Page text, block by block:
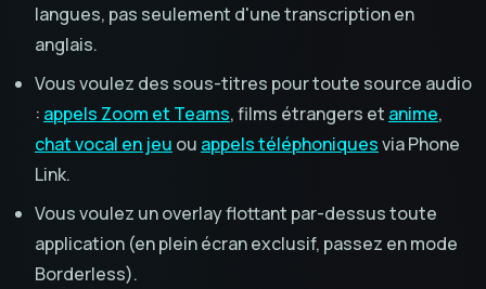
langues, pas seulement d'une transcription en
anglais.
Vous voulez des sous-titres pour toute source audio
: appels Zoom et Teams, films étrangers et anime,
chat vocal en jeu ou appels téléphoniquesvia Phone
Link.
Vous voulez un overlay flottant par-dessus toute
application (en plein écran exclusif, passez en mode
Borderless).